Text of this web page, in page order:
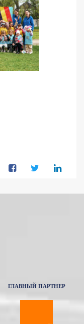
ГЛАВНЫЙ ПАРТНЕР